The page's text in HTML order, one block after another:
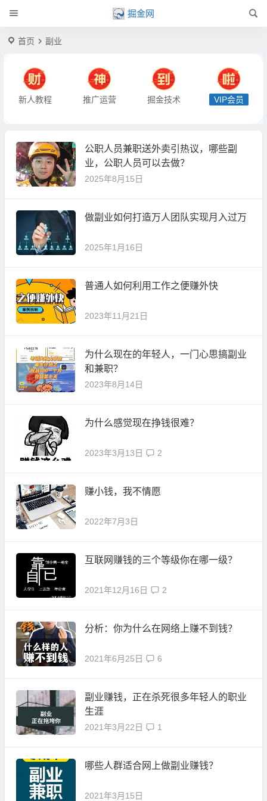
掘金网
首页 副业
新人教程 推广运营 掘金技术 VIP会员
公职人员兼职送外卖引热议，哪些副
业，公职人员可以去做？
2025年8月15日
做副业如何打造万人团队实现月入过万
2025年1月16日
普通人如何利用工作之便赚外快
2023年11月21日
为什么现在的年轻人，一门心思搞副业
和兼职？
2023年8月14日
为什么感觉现在挣钱很难？
2023年3月13日 2
赚小钱，我不情愿
2022年7月3日
互联网赚钱的三个等级你在哪一级？
2021年12月16日 2
分析：你为什么在网络上赚不到钱？
2021年6月25日 6
副业赚钱，正在杀死很多年轻人的职业
生涯
2021年3月22日 1
哪些人群适合网上做副业赚钱？
2021年3月15日